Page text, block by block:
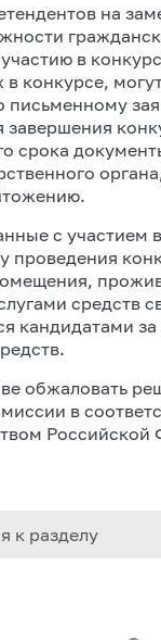
на
в
в конкурсе,
письменному
завершения
срока
с участием
проведения
средств
кандидатами за
обжаловать
в
Российской
к разделу